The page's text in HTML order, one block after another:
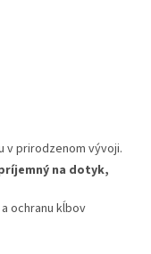
v prirodzenom vývoji.
na dotyk,
ochranu kĺbov